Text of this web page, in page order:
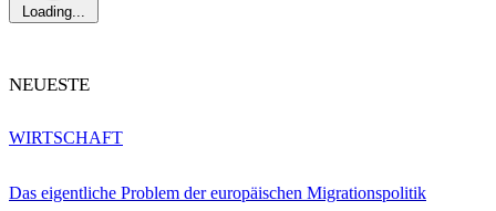
Loading...
NEUESTE
Das eigentliche Problem der europäischen Migrationspolitik
WIRTSCHAFT